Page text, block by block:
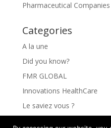
Pharmaceutical Companies
Categories
A la une
Did you know?
FMR GLOBAL
Innovations HealthCare
Le saviez vous ?